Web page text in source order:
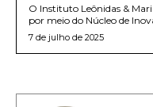
O Instituto Leônidas &
por meio do Núcleo de
7 de julho de 2025